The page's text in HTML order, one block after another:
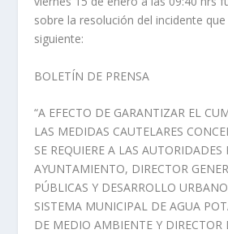
sobre la resolución del incidente
siguiente:
BOLETÍN DE PRENSA
“A EFECTO DE GARANTIZAR EL
LAS MEDIDAS CAUTELARES
SE REQUIERE A LAS AUTORIDADES
AYUNTAMIENTO, DIRECTOR
PÚBLICAS Y DESARROLLO
SISTEMA MUNICIPAL DE AGUA
DE MEDIO AMBIENTE Y DIRECTOR